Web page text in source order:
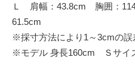
Ｌ 肩幅：43.8cm 胸囲：
61.5cm
※採寸方法により1～3cmの
※モデル 身長160cm Ｓサイ